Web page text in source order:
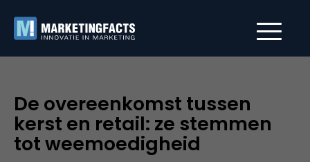
De overeenkomst tussen
kerst en retail: ze stemmen
tot weemoedigheid